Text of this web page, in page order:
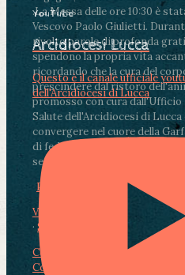
.La Messa delle ore 10:30 è
Vescovo Paolo Giulietti.
rivolto parole di profonda
spendono la propria vita
ricordando che la cura del
prescindere dal ristoro
promosso con cura dall'Ufficio
Salute dell'Arcidiocesi di Lucca
convergere nel cuore della
di fedeli, operatori sanitari,
segnate dalla malattia.
Photo
View on Facebook
· Share
Condividi su Facebook
Condividi su LinkedIn
YouTube
Arcidiocesi Lucca
Questo è il canale ufficiale
dell'Arcidiocesi di Lucca